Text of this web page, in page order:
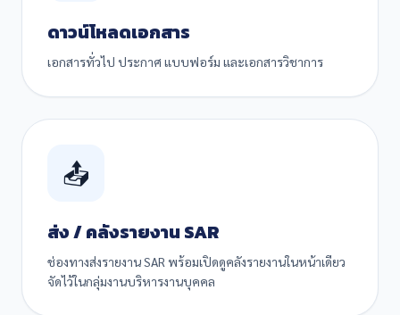
ดาวน์โหลดเอกสาร
เอกสารทั่วไป ประกาศ แบบฟอร์ม และเอกสารวิชาการ
📤
ส่ง / คลังรายงาน SAR
ช่องทางส่งรายงาน SAR พร้อมเปิดดูคลังรายงานในหน้าเดียว
จัดไว้ในกลุ่มงานบริหารงานบุคคล